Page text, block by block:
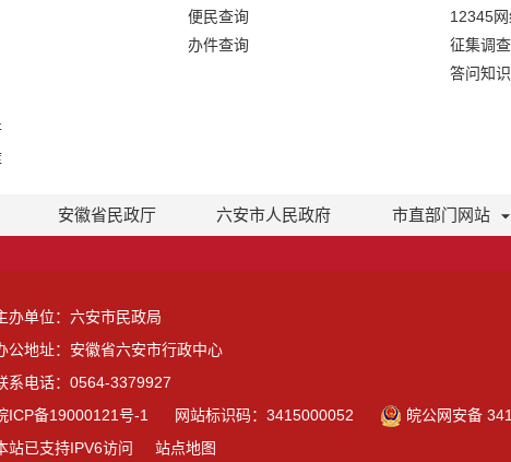
便民查询
办件查询
12345
征集调查
答问知
安徽省民政厅 六安市人民政府 市直部门网站
办单位：六安市民政局
公地址：安徽省六安市行政中心
系电话：0564-3379927
ICP备19000121号-1
网站标识码：3415000052
皖公网安备
站已支持IPV6访问
站点地图